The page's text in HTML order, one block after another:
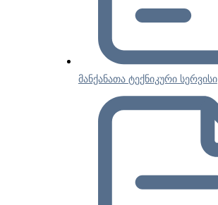
მანქანათა ტექნიკური სერვისი